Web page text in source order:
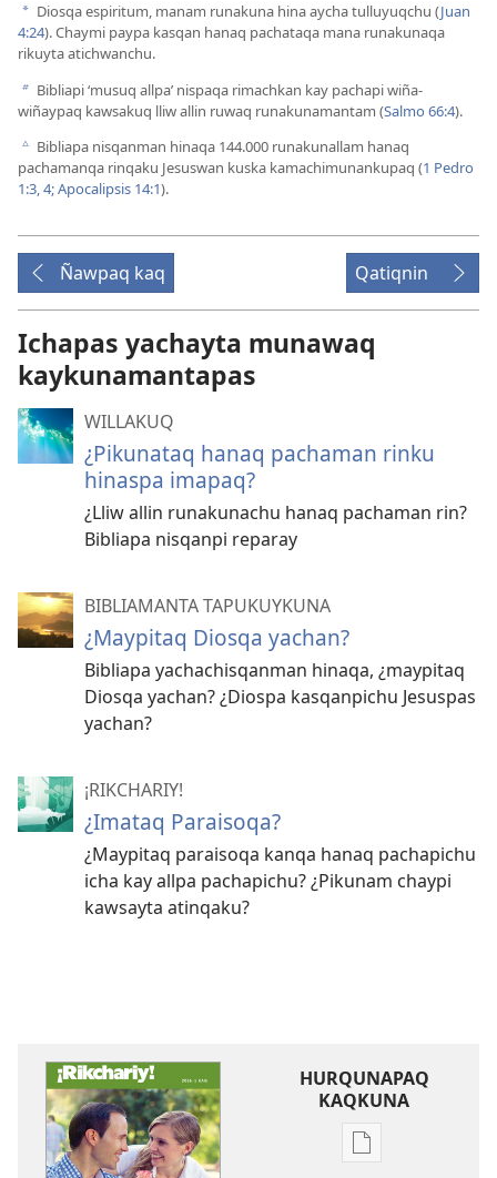
a Diosqa espiritum, manam runakuna hina aycha tulluyuqchu (Juan
4:24). Chaymi paypa kasqan hanaq pachataqa mana runakunaqa
rikuyta atichwanchu.
b Bibliapi ‘musuq allpa’ nispaqa rimachkan kay pachapi wiña-
wiñaypaq kawsakuq lliw allin ruwaq runakunamantam (Salmo 66:4).
c Bibliapa nisqanman hinaqa 144.000 runakunallam hanaq
pachamanqa rinqaku Jesuswan kuska kamachimunankupaq (1 Pedro
1:3, 4;Apocalipsis 14:1).
Ñawpaq kaq Qatiqnin
Ichapas yachayta munawaq
kaykunamantapas
WILLAKUQ
¿Pikunataq hanaq pachaman rinku
hinaspa imapaq?
¿Lliw allin runakunachu hanaq pachaman rin?
Bibliapa nisqanpi reparay
BIBLIAMANTA TAPUKUYKUNA
¿Maypitaq Diosqa yachan?
Bibliapa yachachisqanman hinaqa, ¿maypitaq
Diosqa yachan? ¿Diospa kasqanpichu Jesuspas
yachan?
¡RIKCHARIY!
¿Imataq Paraisoqa?
¿Maypitaq paraisoqa kanqa hanaq pachapichu
icha kay allpa pachapichu? ¿Pikunam chaypi
kawsayta atinqaku?
HURQUNAPAQ
KAQKUNA
Qillqakunata